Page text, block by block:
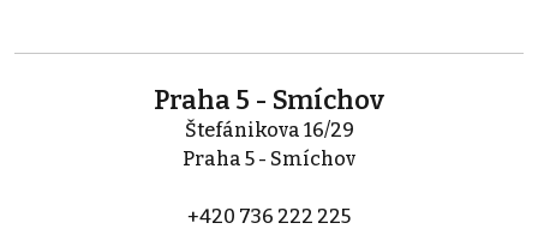
Praha 5 - Smíchov
Štefánikova 16/29
Praha 5 - Smíchov
+420 736 222 225